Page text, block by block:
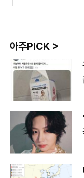
아주PICK >